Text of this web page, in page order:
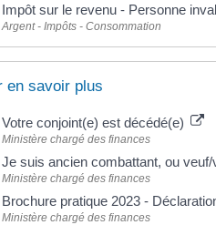
Impôt sur le revenu - Personne
Argent - Impôts - Consommation
en savoir plus
Votre conjoint(e) est décédé(e)
Ministère chargé des finances
Je suis ancien combattant, ou
Ministère chargé des finances
Brochure pratique 2023 -
Ministère chargé des finances